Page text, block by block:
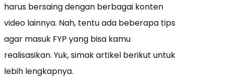
harus bersaing dengan berbagai konten
video lainnya. Nah, tentu ada beberapa tips
agar masuk FYP yang bisa kamu
realisasikan. Yuk, simak artikel berikut untuk
lebih lengkapnya.